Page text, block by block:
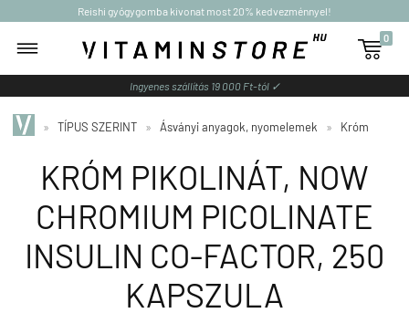
Reishi gyógygomba kivonat most 20% kedvezménnyel!

0
Ingyenes szállítás 19 000 Ft-tól ✓
» TÍPUS SZERINT » Ásványi anyagok, nyomelemek » Króm
KRÓM PIKOLINÁT, NOW
CHROMIUM PICOLINATE
INSULIN CO-FACTOR, 250
KAPSZULA